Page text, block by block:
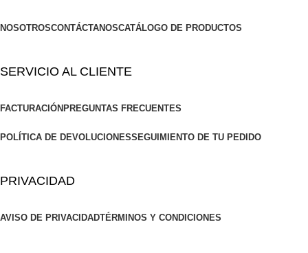
NOSOTROSCONTÁCTANOSCATÁLOGO DE PRODUCTOS
SERVICIO AL CLIENTE
FACTURACIÓN PREGUNTAS FRECUENTES
POLÍTICA DE DEVOLUCIONESSEGUIMIENTO DE TU PEDIDO
PRIVACIDAD
AVISO DE PRIVACIDADTÉRMINOS Y CONDICIONES